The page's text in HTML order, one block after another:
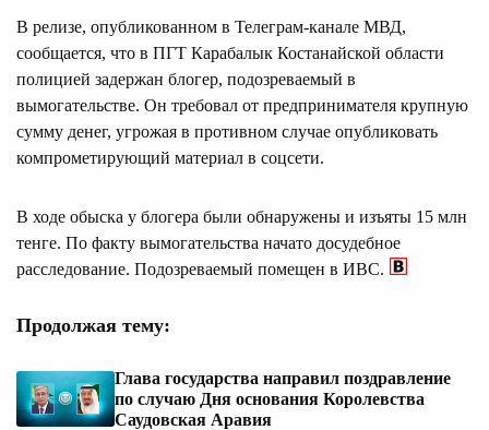
В релизе, опубликованном в Телеграм-канале МВД,
сообщается, что в ПГТ Карабалык Костанайской области
полицией задержан блогер, подозреваемый в
вымогательстве. Он требовал от предпринимателя крупную
сумму денег, угрожая в противном случае опубликовать
компрометирующий материал в соцсети.
В ходе обыска у блогера были обнаружены и изъяты 15 млн
тенге. По факту вымогательства начато досудебное
расследование. Подозреваемый помещен в ИВС.
Продолжая тему:
Глава государства направил поздравление
по случаю Дня основания Королевства
Саудовская Аравия